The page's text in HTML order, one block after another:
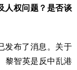
人权问题？是否谈
发布了消息。关于
黎智英是反中乱港